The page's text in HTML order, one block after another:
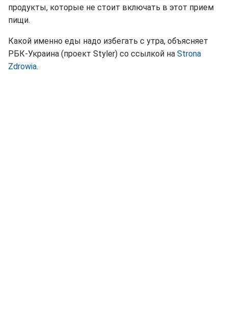
продукты, которые не стоит включать в этот прием
пищи.
Какой именно еды надо избегать с утра, объясняет
РБК-Украина (проект Styler) со ссылкой на Strona
Zdrowia.